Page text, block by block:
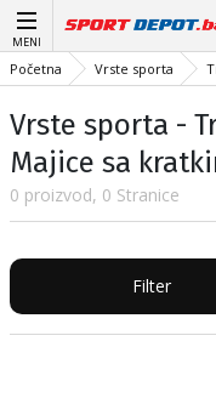
MENI
Početna Vrste sporta
Vrste sporta -
Majice sa
0 proizvod, 0 Stranice
Filter